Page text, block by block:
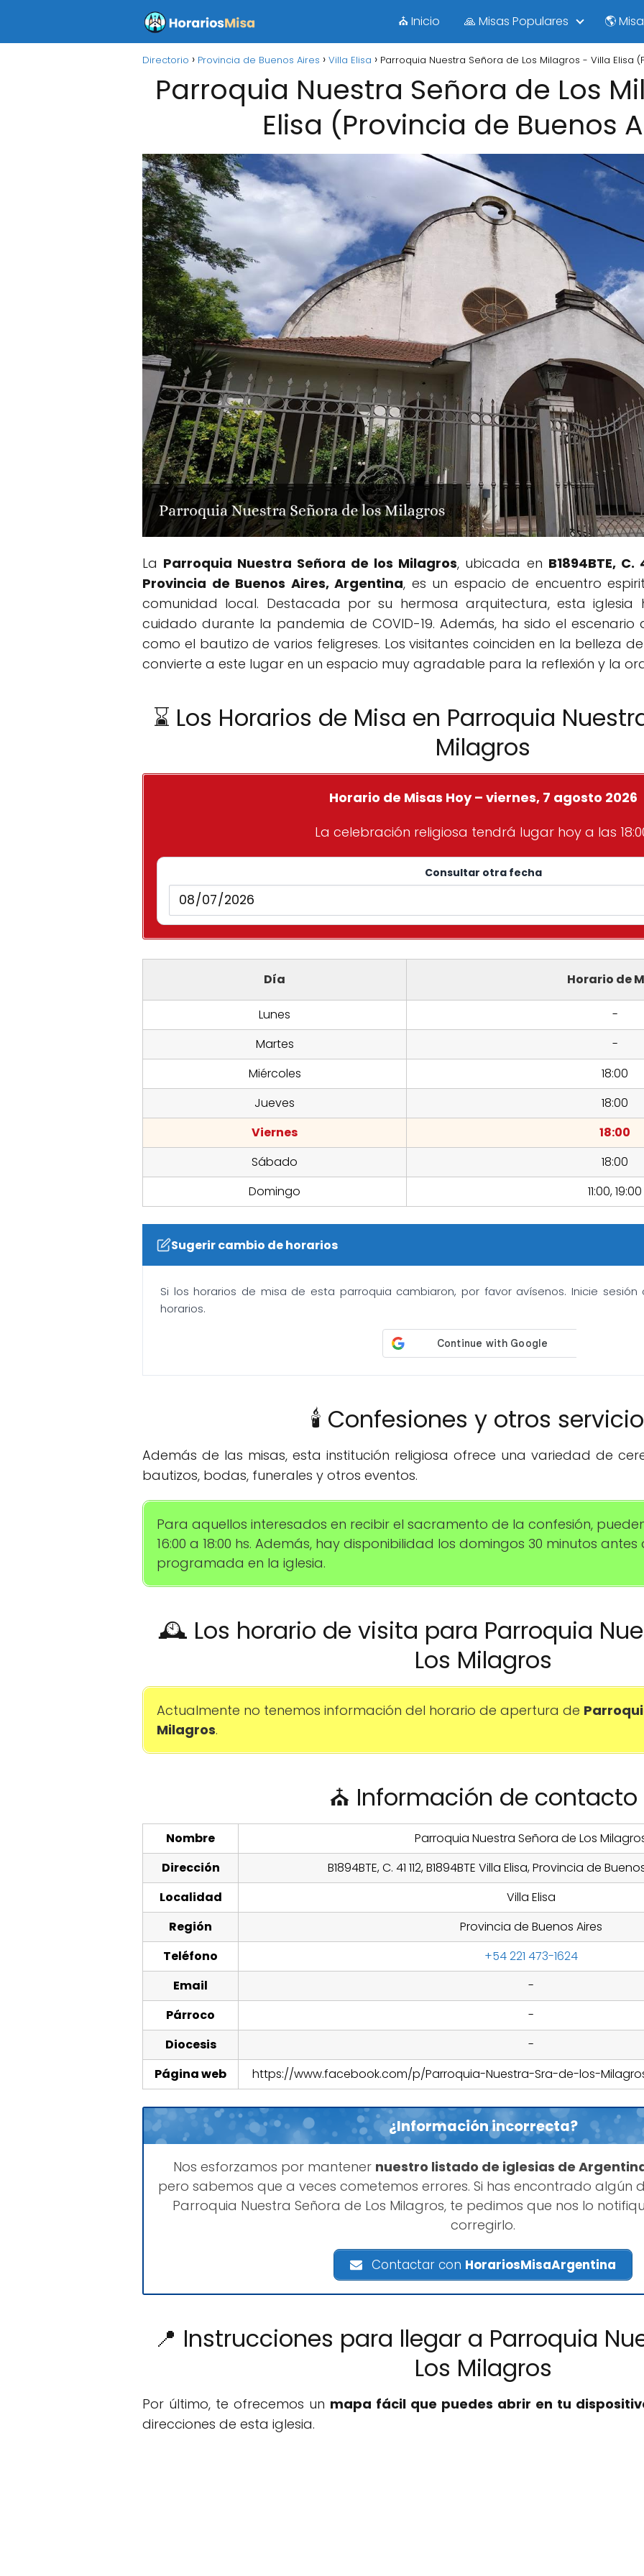
⛪ Inicio 🙏 Misas Populares 🌎
Directorio Provincia de Buenos Aires Villa Elisa Parroquia Nuestra Señora de Los Milagros - Villa Elisa
Parroquia Nuestra Señora de Los
Elisa (Provincia de Buenos
La Parroquia Nuestra Señora de los Milagros, ubicada en B1894BTE, C.
Provincia de Buenos Aires, Argentina, es un espacio de encuentro
comunidad local. Destacada por su hermosa arquitectura, esta iglesia
cuidado durante la pandemia de COVID-19. Además, ha sido el escenario
como el bautizo de varios feligreses. Los visitantes coinciden en la belleza
convierte a este lugar en un espacio muy agradable para la reflexión y la
⌛ Los Horarios de Misa en Parroquia
Milagros
Horario de Misas Hoy – viernes, 7 agosto 2026
La celebración religiosa tendrá lugar hoy a las
Consultar otra fecha
Día Horario de
Lunes
-
Martes
-
Miércoles
18:00
Jueves
18:00
Viernes
18:00
Sábado
18:00
Domingo
11:00, 19:00
Sugerir cambio de horarios
Si los horarios de misa de esta parroquia cambiaron, por favor avísenos. Inicie
horarios.
🕯️ Confesiones y otros
Además de las misas, esta institución religiosa ofrece una variedad de
bautizos, bodas, funerales y otros eventos.
Para aquellos interesados en recibir el sacramento de la confesión,
16:00 a 18:00 hs. Además, hay disponibilidad los domingos 30 minutos
programada en la iglesia.
🕰️ Los horario de visita para Parroquia
Los Milagros
Actualmente no tenemos información del horario de apertura de
Milagros.
⛪ Información de contacto
Nombre
Parroquia Nuestra Señora de Los
Dirección
B1894BTE, C. 41 112, B1894BTE Villa Elisa, Provincia de
Localidad
Villa Elisa
Región
Provincia de Buenos Aires
Teléfono
+54 221 473-1624
Email
-
Párroco
-
Diocesis
-
Página web
https://www.facebook.com/p/Parroquia-Nuestra-Sra-de-los-
¿Información incorrecta?
Nos esforzamos por mantener nuestro listado de iglesias de
pero sabemos que a veces cometemos errores. Si has encontrado algún
Parroquia Nuestra Señora de Los Milagros, te pedimos que nos lo
corregirlo.
Contactar con HorariosMisaArgentina
📍 Instrucciones para llegar a Parroquia
Los Milagros
Por último, te ofrecemos un mapa fácil que puedes abrir en tu
direcciones de esta iglesia.